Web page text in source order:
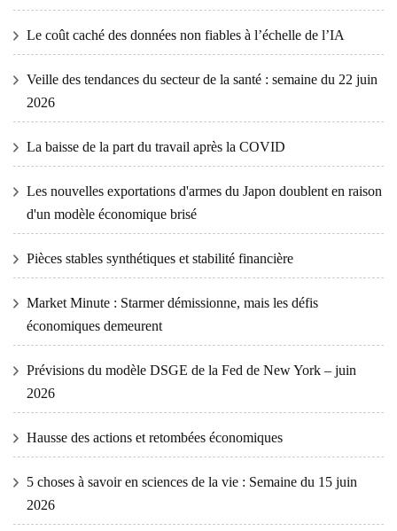
Le coût caché des données non fiables à l’échelle de l’IA
Veille des tendances du secteur de la santé : semaine du 22 juin
2026
La baisse de la part du travail après la COVID
Les nouvelles exportations d'armes du Japon doublent en raison
d'un modèle économique brisé
Pièces stables synthétiques et stabilité financière
Market Minute : Starmer démissionne, mais les défis
économiques demeurent
Prévisions du modèle DSGE de la Fed de New York – juin
2026
Hausse des actions et retombées économiques
5 choses à savoir en sciences de la vie : Semaine du 15 juin
2026